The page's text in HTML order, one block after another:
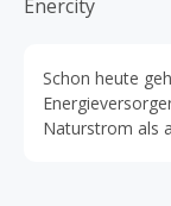
Enercity
Schon heute
Naturstrom als